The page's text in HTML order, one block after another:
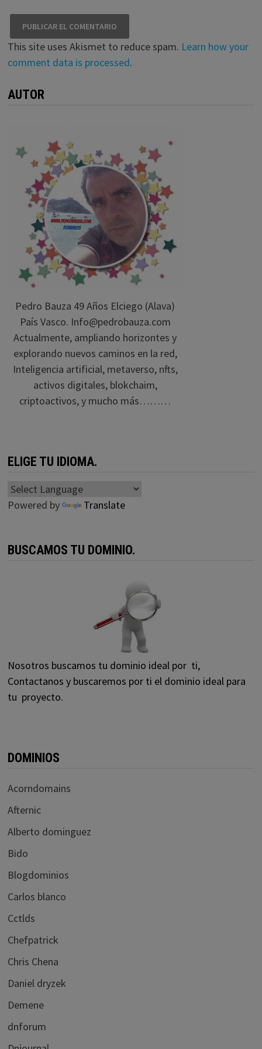
This site uses Akismet to reduce spam. Learn how your
comment data is processed.
AUTOR
Pedro Bauza 49 Años Elciego (Alava)
País Vasco. Info@pedrobauza.com
Actualmente, ampliando horizontes y
explorando nuevos caminos en la red,
Inteligencia artificial, metaverso, nfts,
activos digitales, blokchaim,
criptoactivos, y mucho más………
ELIGE TU IDIOMA.
Powered by Translate
BUSCAMOS TU DOMINIO.
Nosotros buscamos tu dominio ideal por ti,
Contactanos y buscaremos por ti el dominio ideal para
tu proyecto.
DOMINIOS
Acorndomains
Afternic
Alberto dominguez
Bido
Blogdominios
Carlos blanco
Cctlds
Chefpatrick
Chris Chena
Daniel dryzek
Demene
dnforum